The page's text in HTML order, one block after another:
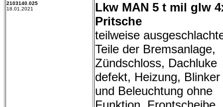
2103140.025
18.01.2021
Lkw MAN 5 t mil glw
Pritsche
teilweise
Teile der Bremsanlage,
Zündschloss, Dachluke
defekt, Heizung, Blinker
und Beleuchtung ohne